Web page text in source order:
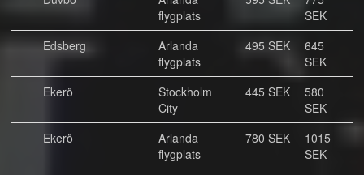
flygplats
SEK
Edsberg
Arlanda
flygplats
495 SEK
645
SEK
Ekerö
Stockholm
City
445 SEK
580
SEK
Ekerö
Arlanda
flygplats
780 SEK
1015
SEK